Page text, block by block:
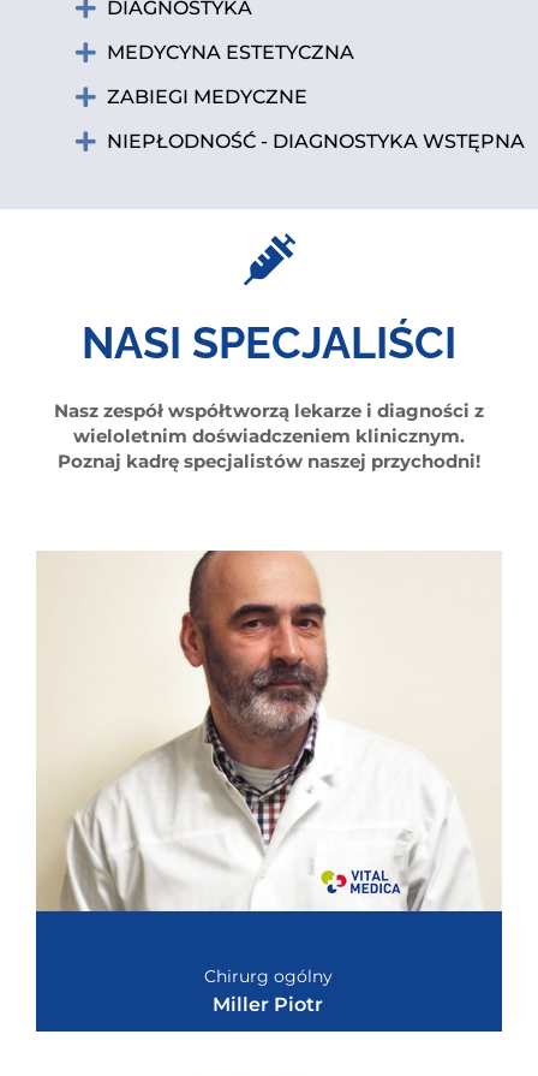
DIAGNOSTYKA
MEDYCYNA ESTETYCZNA
ZABIEGI MEDYCZNE
NIEPŁODNOŚĆ - DIAGNOSTYKA WSTĘPNA
NASI SPECJALIŚCI
Nasz zespół współtworzą lekarze i diagności z
wieloletnim doświadczeniem klinicznym.
Poznaj kadrę specjalistów naszej przychodni!
Chirurg ogólny
Miller Piotr